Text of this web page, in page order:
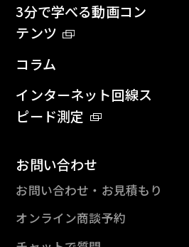
3分で学べる動画コン
テンツ
コラム
インターネット回線ス
ピード測定
お問い合わせ
お問い合わせ・お見積もり
オンライン商談予約